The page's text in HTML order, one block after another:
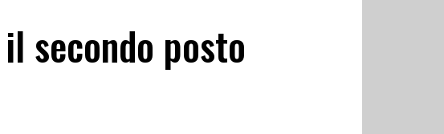
secondo posto